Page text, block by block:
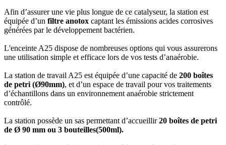
Afin d’assurer une vie plus longue de ce catalyseur, la station est
équipée d’un filtre anotox captant les émissions acides corrosives
générées par le développement bactérien.
L'enceinte A25 dispose de nombreuses options qui vous assurerons
une utilisation simple et efficace lors de vos tests d’anaérobie.
La station de travail A25 est équipée d’une capacité de 200 boîtes
de petri (Ø90mm), et d’un espace de travail pour vos traitements
d’échantillons dans un environnement anaérobie strictement
contrôlé.
La station possède un sas permettant d’accueillir20 boîtes de petri
de Ø 90 mm ou 3 bouteilles(500ml).